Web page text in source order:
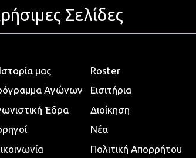
Σελίδες
μας
Roster
Αγώνων
Εισιτήρια
Έδρα
Διοίκηση
Νέα
Πολιτική Απορρήτου